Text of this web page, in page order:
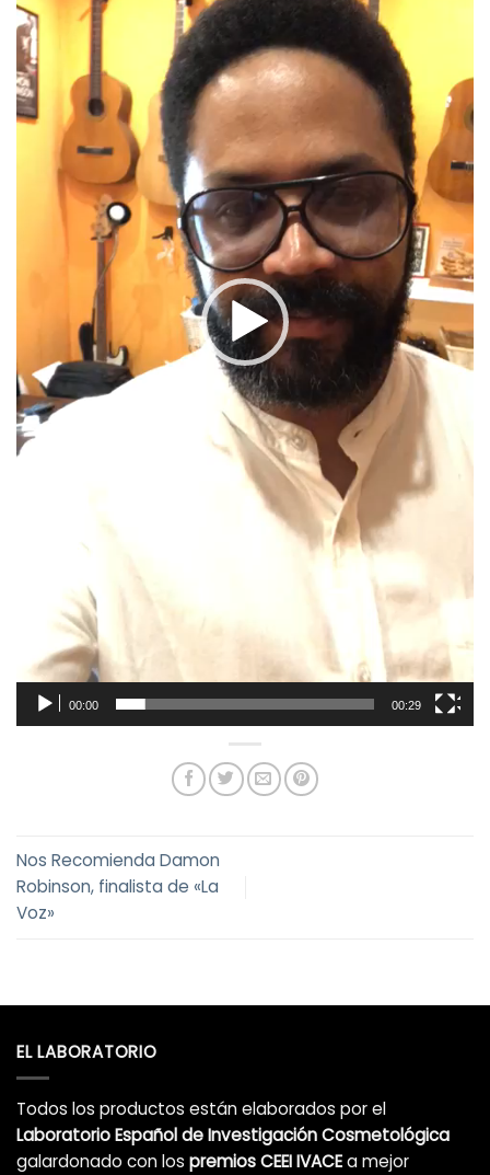
00:00 00:29
Nos Recomienda Damon
Robinson, finalista de «La
Voz»
EL LABORATORIO
Todos los productos están elaborados por el
Laboratorio Español de Investigación Cosmetológica
galardonado con los premios CEEI IVACEa mejor